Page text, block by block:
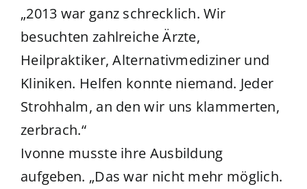
„2013 war ganz schrecklich. Wir
besuchten zahlreiche Ärzte,
Heilpraktiker, Alternativmediziner und
Kliniken. Helfen konnte niemand. Jeder
Strohhalm, an den wir uns klammerten,
zerbrach.“
Ivonne musste ihre Ausbildung
aufgeben. „Das war nicht mehr möglich.